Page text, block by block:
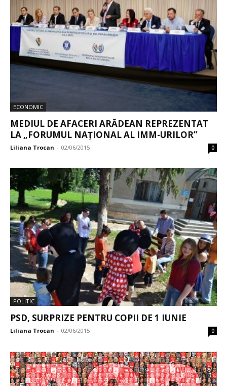
ECONOMIC
MEDIUL DE AFACERI ARĂDEAN REPREZENTAT
LA „FORUMUL NAȚIONAL AL IMM-URILOR”
Liliana Trocan - 02/06/2015 0
POLITIC
PSD, SURPRIZE PENTRU COPII DE 1 IUNIE
Liliana Trocan - 02/06/2015 0